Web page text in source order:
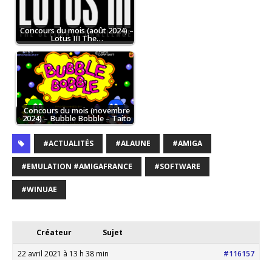
Concours du mois (août 2024) –
Lotus III The…
Concours du mois (novembre
2024) – Bubble Bobble – Taito
#ACTUALITÉS #ALAUNE #AMIGA
#EMULATION #AMIGAFRANCE #SOFTWARE
#WINUAE
Créateur Sujet
22 avril 2021 à 13 h 38 min #116157